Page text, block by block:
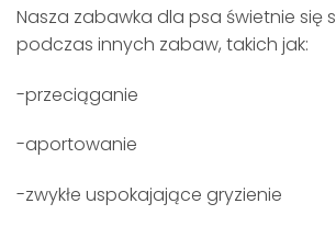
Nasza zabawka dla psa świetnie się
podczas innych zabaw, takich jak:
-przeciąganie
-aportowanie
-zwykłe uspokajające gryzienie